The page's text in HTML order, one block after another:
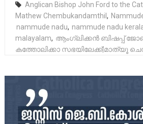
Anglican Bishop John Ford to the
Mathew Chembukandamthil,
nammude nadu, nammude nadu
malayalam, ആംഗ്ലിക്കൻ ബിഷപ്പ്
കത്തോലിക്കാ സഭയിലേക്ക്|മാത്യൂ